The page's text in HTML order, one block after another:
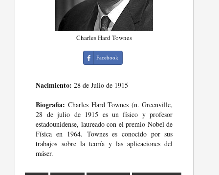
Charles Hard Townes
Facebook
Nacimiento: 28 de Julio de 1915
Biografia: Charles Hard Townes (n. Greenville,
28 de julio de 1915 es un físico y profesor
estadounidense, laureado con el premio Nobel de
Física en 1964. Townes es conocido por sus
trabajos sobre la teoría y las aplicaciones del
máser.